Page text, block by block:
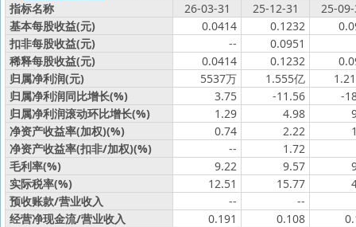
指标名称
26-03-31 25-12-31
25-
基本每股收益(元)
0.0414 0.1232
扣非每股收益(元)
--
0.0951
稀释每股收益(元)
0.0414 0.1232
归属净利润(元)
5537万 1.555亿
归属净利润同比增长(%)
3.75 -11.56
-
归属净利润滚动环比增长(%)
1.29 4.98
净资产收益率(加权)(%)
0.74 2.22
净资产收益率(扣非/加权)(%)
--
1.72
毛利率(%)
9.22 9.57
实际税率(%)
12.51 15.77
预收账款/营业收入
--
--
经营净现金流/营业收入
0.191 0.108